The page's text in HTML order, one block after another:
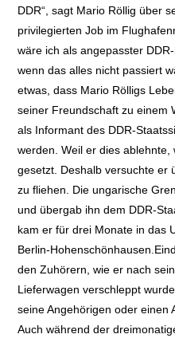
DDR“, sagt Mario Röllig über
privilegierten Job im
wäre ich als angepasster
wenn das alles nicht passiert
etwas, dass Mario Rölligs
seiner Freundschaft zu einem
als Informant des DDR-
werden. Weil er dies
gesetzt. Deshalb versuchte er
zu fliehen. Die ungarische
und übergab ihn dem DDR-
kam er für drei Monate in das
Berlin-
den Zuhörern, wie er nach
Lieferwagen verschleppt
seine Angehörigen oder einen
Auch während der